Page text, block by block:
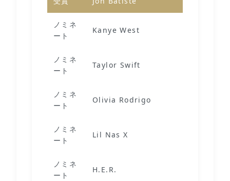
ノミネ
ート
Kanye West
ノミネ
ート
Taylor Swift
ノミネ
ート
Olivia Rodrigo
ノミネ
ート
Lil Nas X
ノミネ
ート
H.E.R.